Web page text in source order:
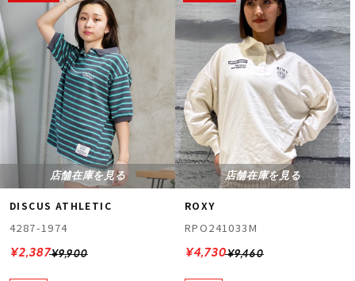
店舗在庫を見る
DISCUS ATHLETIC
4287-1974
¥9,900
¥2,387
店舗在庫を見る
ROXY
RPO241033M
¥9,460
¥4,730